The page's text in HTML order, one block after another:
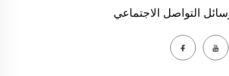
التواصل الاجتماعي